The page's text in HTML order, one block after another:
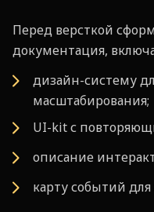
Перед версткой
документация,
дизайн-систему
масштабирования;
UI-kit с
описание
карту событий